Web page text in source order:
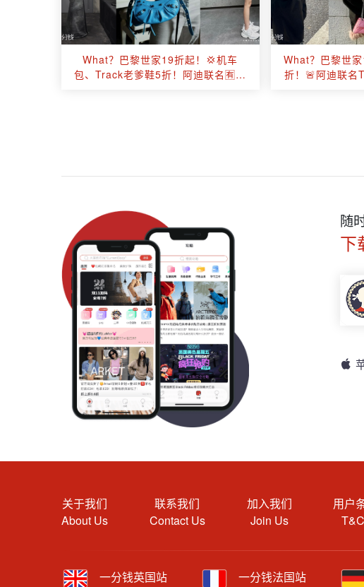
What？巴黎世家19折起！💢机车
包、Track老爹鞋5折！阿迪联名🈶！
What？巴黎世
折！🚨阿迪联名
随
下
关于我们
About Us
联系我们
Contact Us
加入我们
Join Us
用户
一分钱英国站 一分钱法国站